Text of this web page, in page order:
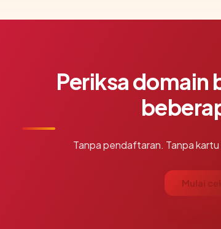
Periksa domain
Tanpa pendaftaran. Tanpa
Mulai